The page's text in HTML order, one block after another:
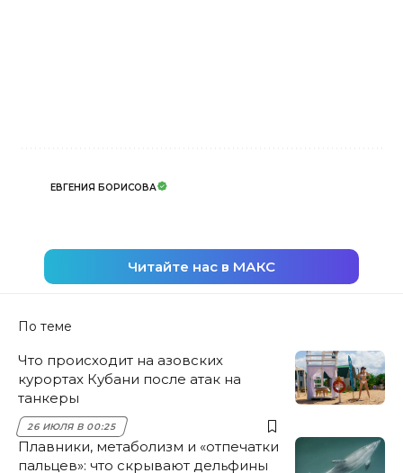
ЕВГЕНИЯ БОРИСОВА
Читайте нас в МАКС
По теме
Что происходит на азовских
курортах Кубани после атак на
танкеры
26 ИЮЛЯ В 00:25
Плавники, метаболизм и «отпечатки
пальцев»: что скрывают дельфины